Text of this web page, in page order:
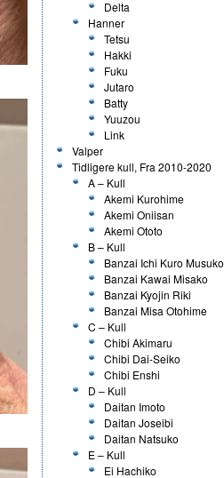
Delta
Hanner
Tetsu
Hakki
Fuku
Jutaro
Batty
Yuuzou
Link
Valper
Tidligere kull, Fra 2010-2020
A – Kull
Akemi Kurohime
Akemi Oniisan
Akemi Ototo
B – Kull
Banzai Ichi Kuro Musuko
Banzai Kawai Misako
Banzai Kyojin Riki
Banzai Misa Otohime
C – Kull
Chibi Akimaru
Chibi Dai-Seiko
Chibi Enshi
D – Kull
Daitan Imoto
Daitan Joseibi
Daitan Natsuko
E – Kull
Ei Hachiko